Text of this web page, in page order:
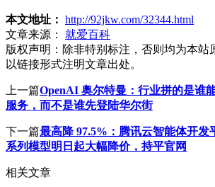
本文地址： http://92jkw.com/32344.html
文章来源：
就爱百科
版权声明： 除非特别标注，否则均为本站
以链接形式注明文章出处。
上一篇OpenAI 奥尔特曼：行业拼的是谁
服务，而不是谁先登陆华尔街
下一篇最高降 97.5%：腾讯云智能体开发
系列模型明日起大幅降价，持平官网
相关文章